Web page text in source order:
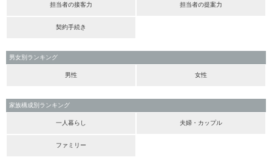
担当者の接客力 担当者の提案力
契約手続き
男女別ランキング
男性 女性
家族構成別ランキング
一人暮らし 夫婦・カップル
ファミリー